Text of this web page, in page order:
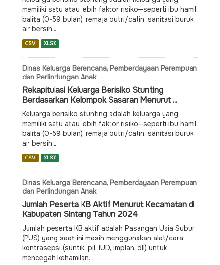
memiliki satu atau lebih faktor risiko—seperti ibu hamil,
balita (0-59 bulan), remaja putri/catin, sanitasi buruk,
air bersih...
CSV XLSX
Dinas Keluarga Berencana, Pemberdayaan Perempuan
dan Perlindungan Anak
Rekapitulasi Keluarga Berisiko Stunting
Berdasarkan Kelompok Sasaran Menurut ...
Keluarga berisiko stunting adalah keluarga yang
memiliki satu atau lebih faktor risiko—seperti ibu hamil,
balita (0-59 bulan), remaja putri/catin, sanitasi buruk,
air bersih...
CSV XLSX
Dinas Keluarga Berencana, Pemberdayaan Perempuan
dan Perlindungan Anak
Jumlah Peserta KB Aktif Menurut Kecamatan di
Kabupaten Sintang Tahun 2024
Jumlah peserta KB aktif adalah Pasangan Usia Subur
(PUS) yang saat ini masih menggunakan alat/cara
kontrasepsi (suntik, pil, IUD, implan, dll) untuk
mencegah kehamilan.